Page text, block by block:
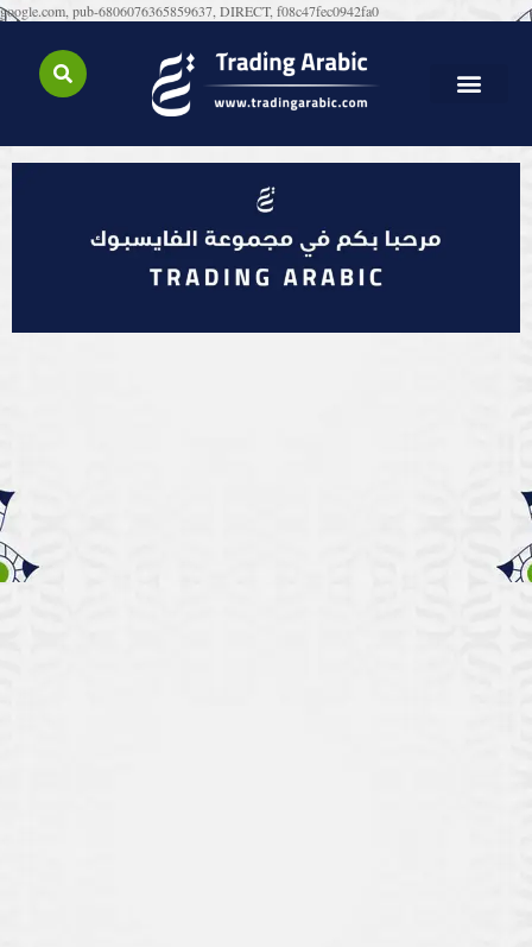
google.com, pub-6806076365859637, DIRECT, f08c47fec0942fa0